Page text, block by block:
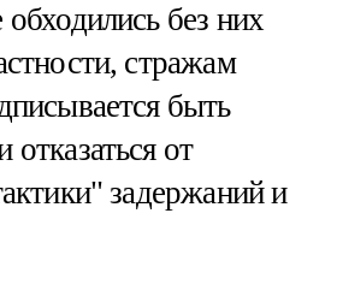
без них
стражам
быть
от
задержаний и